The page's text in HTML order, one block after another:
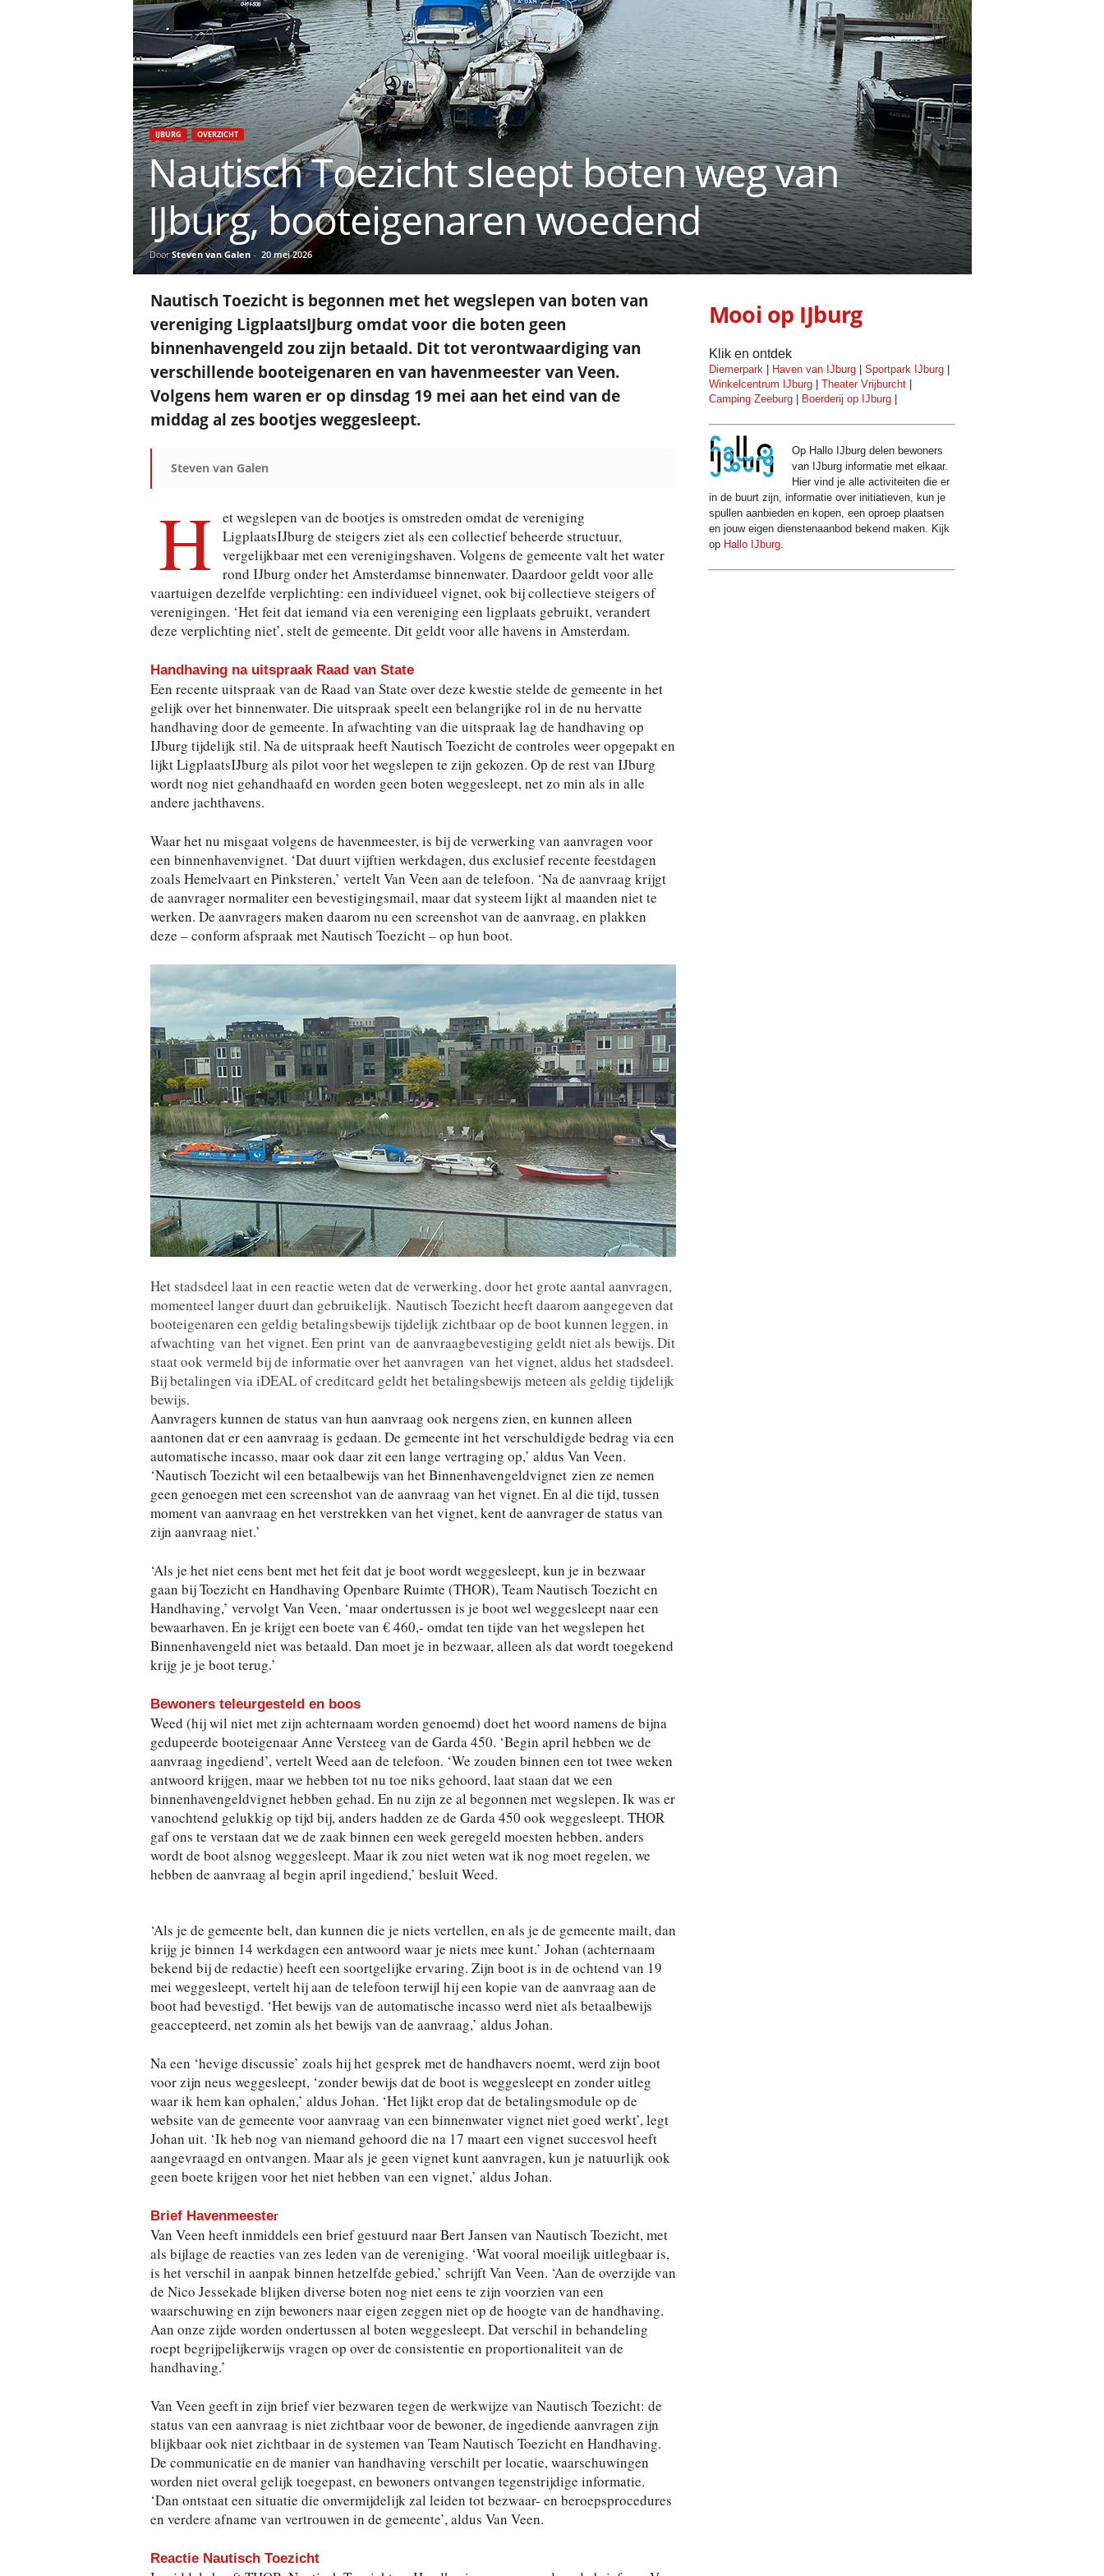
IJBURG OVERZICHT
Nautisch Toezicht sleept boten weg van
IJburg, booteigenaren woedend
Door Steven van Galen- 20 mei 2026
Nautisch Toezicht is begonnen met het wegslepen van boten van
vereniging LigplaatsIJburg omdat voor die boten geen
binnenhavengeld zou zijn betaald. Dit tot verontwaardiging van
verschillende booteigenaren en van havenmeester van Veen.
Volgens hem waren er op dinsdag 19 mei aan het eind van de
middag al zes bootjes weggesleept.
Steven van Galen
H
et wegslepen van de bootjes is omstreden omdat de vereniging
LigplaatsIJburg de steigers ziet als een collectief beheerde structuur,
vergelijkbaar met een verenigingshaven. Volgens de gemeente valt het water
rond IJburg onder het Amsterdamse binnenwater. Daardoor geldt voor alle
vaartuigen dezelfde verplichting: een individueel vignet, ook bij collectieve steigers of
verenigingen. ‘Het feit dat iemand via een vereniging een ligplaats gebruikt, verandert
deze verplichting niet’, stelt de gemeente. Dit geldt voor alle havens in Amsterdam.
Handhaving na uitspraak Raad van State
Een recente uitspraak van de Raad van State over deze kwestie stelde de gemeente in het
gelijk over het binnenwater. Die uitspraak speelt een belangrijke rol in de nu hervatte
handhaving door de gemeente. In afwachting van die uitspraak lag de handhaving op
IJburg tijdelijk stil. Na de uitspraak heeft Nautisch Toezicht de controles weer opgepakt en
lijkt LigplaatsIJburg als pilot voor het wegslepen te zijn gekozen. Op de rest van IJburg
wordt nog niet gehandhaafd en worden geen boten weggesleept, net zo min als in alle
andere jachthavens.
Waar het nu misgaat volgens de havenmeester, is bij de verwerking van aanvragen voor
een binnenhavenvignet. ‘Dat duurt vijftien werkdagen, dus exclusief recente feestdagen
zoals Hemelvaart en Pinksteren,’ vertelt Van Veen aan de telefoon. ‘Na de aanvraag krijgt
de aanvrager normaliter een bevestigingsmail, maar dat systeem lijkt al maanden niet te
werken. De aanvragers maken daarom nu een screenshot van de aanvraag, en plakken
deze – conform afspraak met Nautisch Toezicht – op hun boot.
Het stadsdeel laat in een reactie weten dat de verwerking, door het grote aantal aanvragen,
momenteel langer duurt dan gebruikelijk. Nautisch Toezicht heeft daarom aangegeven dat
booteigenaren een geldig betalingsbewijs tijdelijk zichtbaar op de boot kunnen leggen, in
afwachting van het vignet. Een print van de aanvraagbevestiging geldt niet als bewijs. Dit
staat ook vermeld bij de informatie over het aanvragen van het vignet, aldus het stadsdeel.
Bij betalingen via iDEAL of creditcard geldt het betalingsbewijs meteen als geldig tijdelijk
bewijs.
Aanvragers kunnen de status van hun aanvraag ook nergens zien, en kunnen alleen
aantonen dat er een aanvraag is gedaan. De gemeente int het verschuldigde bedrag via een
automatische incasso, maar ook daar zit een lange vertraging op,’ aldus Van Veen.
‘Nautisch Toezicht wil een betaalbewijs van het Binnenhavengeldvignet zien ze nemen
geen genoegen met een screenshot van de aanvraag van het vignet. En al die tijd, tussen
moment van aanvraag en het verstrekken van het vignet, kent de aanvrager de status van
zijn aanvraag niet.’
‘Als je het niet eens bent met het feit dat je boot wordt weggesleept, kun je in bezwaar
gaan bij Toezicht en Handhaving Openbare Ruimte (THOR), Team Nautisch Toezicht en
Handhaving,’ vervolgt Van Veen, ‘maar ondertussen is je boot wel weggesleept naar een
bewaarhaven. En je krijgt een boete van € 460,- omdat ten tijde van het wegslepen het
Binnenhavengeld niet was betaald. Dan moet je in bezwaar, alleen als dat wordt toegekend
krijg je je boot terug.’
Bewoners teleurgesteld en boos
Weed (hij wil niet met zijn achternaam worden genoemd) doet het woord namens de bijna
gedupeerde booteigenaar Anne Versteeg van de Garda 450. ‘Begin april hebben we de
aanvraag ingediend’, vertelt Weed aan de telefoon. ‘We zouden binnen een tot twee weken
antwoord krijgen, maar we hebben tot nu toe niks gehoord, laat staan dat we een
binnenhavengeldvignet hebben gehad. En nu zijn ze al begonnen met wegslepen. Ik was er
vanochtend gelukkig op tijd bij, anders hadden ze de Garda 450 ook weggesleept. THOR
gaf ons te verstaan dat we de zaak binnen een week geregeld moesten hebben, anders
wordt de boot alsnog weggesleept. Maar ik zou niet weten wat ik nog moet regelen, we
hebben de aanvraag al begin april ingediend,’ besluit Weed.
‘Als je de gemeente belt, dan kunnen die je niets vertellen, en als je de gemeente mailt, dan
krijg je binnen 14 werkdagen een antwoord waar je niets mee kunt.’ Johan (achternaam
bekend bij de redactie) heeft een soortgelijke ervaring. Zijn boot is in de ochtend van 19
mei weggesleept, vertelt hij aan de telefoon terwijl hij een kopie van de aanvraag aan de
boot had bevestigd. ‘Het bewijs van de automatische incasso werd niet als betaalbewijs
geaccepteerd, net zomin als het bewijs van de aanvraag,’ aldus Johan.
Na een ‘hevige discussie’ zoals hij het gesprek met de handhavers noemt, werd zijn boot
voor zijn neus weggesleept, ‘zonder bewijs dat de boot is weggesleept en zonder uitleg
waar ik hem kan ophalen,’ aldus Johan. ‘Het lijkt erop dat de betalingsmodule op de
website van de gemeente voor aanvraag van een binnenwater vignet niet goed werkt’, legt
Johan uit. ‘Ik heb nog van niemand gehoord die na 17 maart een vignet succesvol heeft
aangevraagd en ontvangen. Maar als je geen vignet kunt aanvragen, kun je natuurlijk ook
geen boete krijgen voor het niet hebben van een vignet,’ aldus Johan.
Brief Havenmeester
Van Veen heeft inmiddels een brief gestuurd naar Bert Jansen van Nautisch Toezicht, met
als bijlage de reacties van zes leden van de vereniging. ‘Wat vooral moeilijk uitlegbaar is,
is het verschil in aanpak binnen hetzelfde gebied,’ schrijft Van Veen. ‘Aan de overzijde van
de Nico Jessekade blijken diverse boten nog niet eens te zijn voorzien van een
waarschuwing en zijn bewoners naar eigen zeggen niet op de hoogte van de handhaving.
Aan onze zijde worden ondertussen al boten weggesleept. Dat verschil in behandeling
roept begrijpelijkerwijs vragen op over de consistentie en proportionaliteit van de
handhaving.’
Van Veen geeft in zijn brief vier bezwaren tegen de werkwijze van Nautisch Toezicht: de
status van een aanvraag is niet zichtbaar voor de bewoner, de ingediende aanvragen zijn
blijkbaar ook niet zichtbaar in de systemen van Team Nautisch Toezicht en Handhaving.
De communicatie en de manier van handhaving verschilt per locatie, waarschuwingen
worden niet overal gelijk toegepast, en bewoners ontvangen tegenstrijdige informatie.
‘Dan ontstaat een situatie die onvermijdelijk zal leiden tot bezwaar- en beroepsprocedures
en verdere afname van vertrouwen in de gemeente’, aldus Van Veen.
Reactie Nautisch Toezicht
Mooi op IJburg
Klik en ontdek
Diemerpark| Haven van IJburg| Sportpark IJburg|
Winkelcentrum IJburg| Theater Vrijburcht|
Camping Zeeburg| Boerderij op IJburg|
Op Hallo IJburg delen bewoners
van IJburg informatie met elkaar.
Hier vind je alle activiteiten die er
in de buurt zijn, informatie over initiatieven, kun je
spullen aanbieden en kopen, een oproep plaatsen
en jouw eigen dienstenaanbod bekend maken. Kijk
op Hallo IJburg.